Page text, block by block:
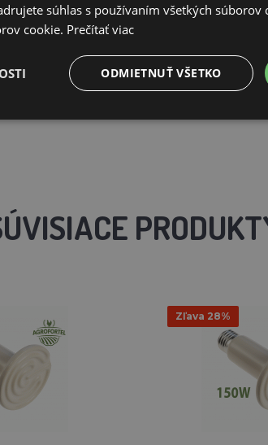
Zľava 28%
súhlas s používaním všetkých súborov
cookie. Prečítať viac
ODMIETNUŤ VŠETKO